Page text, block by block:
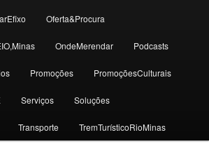
Oferta&Procura
OndeMerendar Podcasts
Promoções PromoçõesCulturais
Serviços Soluções
Transporte TremTurísticoRioMinas